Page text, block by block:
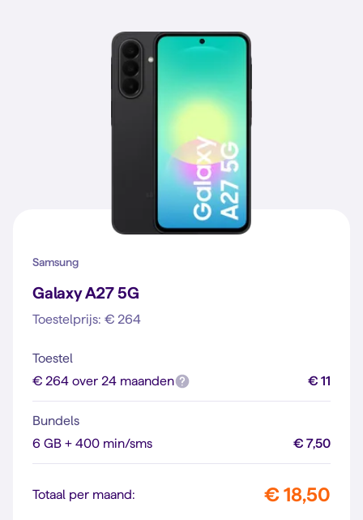
Samsung
Galaxy A27 5G
Toestelprijs: € 264
Toestel
€ 264 over 24 maanden
€ 11
Bundels
6 GB + 400 min/sms
€ 7,50
Totaal per maand: € 18,50